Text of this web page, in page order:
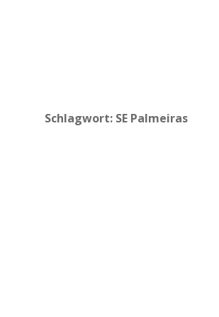
Schlagwort: SE Palmeiras